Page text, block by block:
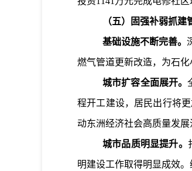
（五）固强补弱抓
基础设施不断完善。
燃气管道更新改造，为石化
城市扩容全面展开。
程开工建设，居民出行将更
动东洲经济社会高质量发展
城市品质明显提升。
明建设工作取得明显成效